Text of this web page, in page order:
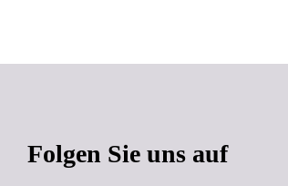
Folgen Sie uns auf